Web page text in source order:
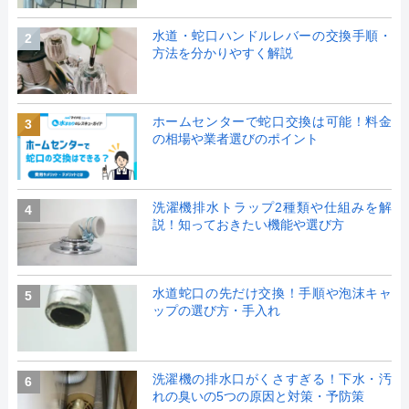
2
水道・蛇口ハンドルレバーの交換手順・
方法を分かりやすく解説
3
ホームセンターで蛇口交換は可能！料金
の相場や業者選びのポイント
4
洗濯機排水トラップ2種類や仕組みを解
説！知っておきたい機能や選び方
5
水道蛇口の先だけ交換！手順や泡沫キャ
ップの選び方・手入れ
6
洗濯機の排水口がくさすぎる！下水・汚
れの臭いの5つの原因と対策・予防策